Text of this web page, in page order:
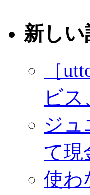
新しい
［
ビ
ジ
て現
使わ